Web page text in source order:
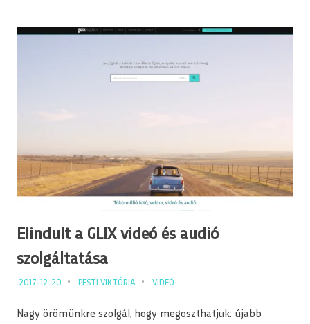
Elindult a GLIX videó és audió
szolgáltatása
2017-12-20 PESTI VIKTÓRIA VIDEÓ
Nagy örömünkre szolgál, hogy megoszthatjuk: újabb